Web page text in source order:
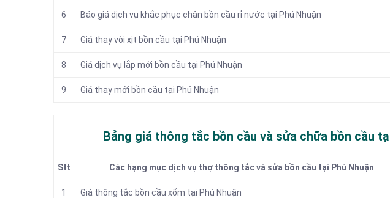
6 Báo giá dịch vụ khắc phục chân bồn cầu rỉ nước tại Phú Nhuận
7 Giá thay vòi xịt bồn cầu tại Phú Nhuận
8 Giá dịch vụ lắp mới bồn cầu tại Phú Nhuận
9 Giá thay mới bồn cầu tại Phú Nhuận
Bảng giá thông tắc bồn cầu và sửa chữa bồn cầu
Stt Các hạng mục dịch vụ thợ thông tắc và sửa bồn cầu tại Phú Nhuận
1 Giá thông tắc bồn cầu xổm tại Phú Nhuận